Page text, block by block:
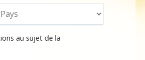
au sujet de la